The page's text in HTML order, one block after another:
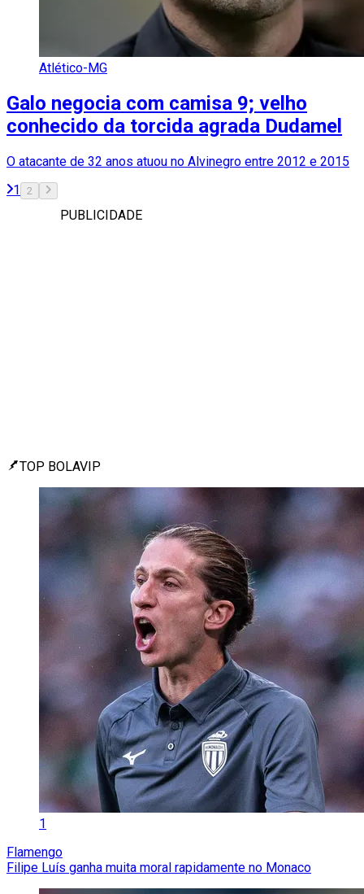
Atlético-MG
Galo negocia com camisa 9; velho
conhecido da torcida agrada Dudamel
O atacante de 32 anos atuou no Alvinegro entre 2012 e 2015
1
2
PUBLICIDADE
TOP BOLAVIP
1
Flamengo
Filipe Luís ganha muita moral rapidamente no Monaco